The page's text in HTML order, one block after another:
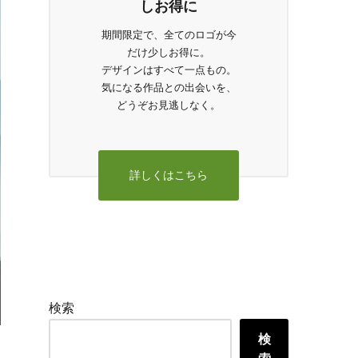
しお得に
期間限定で、全てのロゴが今
だけ少しお得に。
デザインはすべて一点もの。
気になる作品との出会いを、
どうぞお見逃しなく。
詳しくはこちら
検索
検